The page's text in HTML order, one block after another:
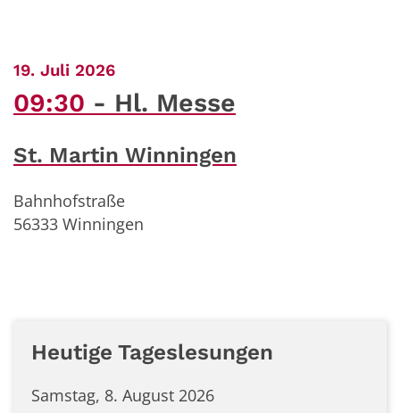
19. Juli 2026:
09:30 Hl. Messe
St. Martin Winningen
Bahnhofstraße
56333 Winningen
Heutige Tageslesungen
Samstag, 8. August 2026